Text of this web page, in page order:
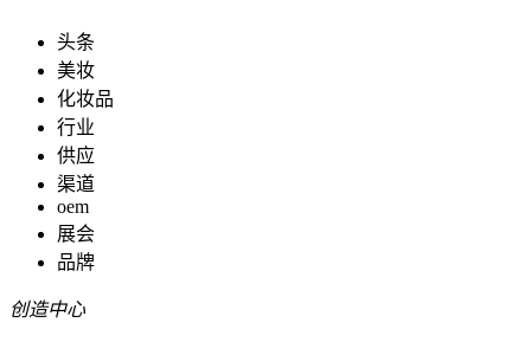
头条
美妆
化妆品
行业
供应
渠道
oem
展会
品牌
创造中心